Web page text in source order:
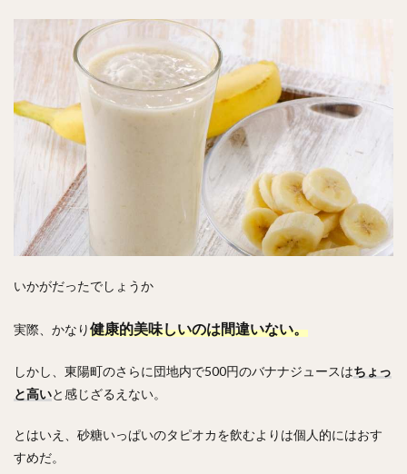
いかがだったでしょうか
実際、かなり健康的美味しいのは間違いない。
しかし、東陽町のさらに団地内で500円のバナナジュースはちょっ
と高いと感じざるえない。
とはいえ、砂糖いっぱいのタピオカを飲むよりは個人的にはおす
すめだ。